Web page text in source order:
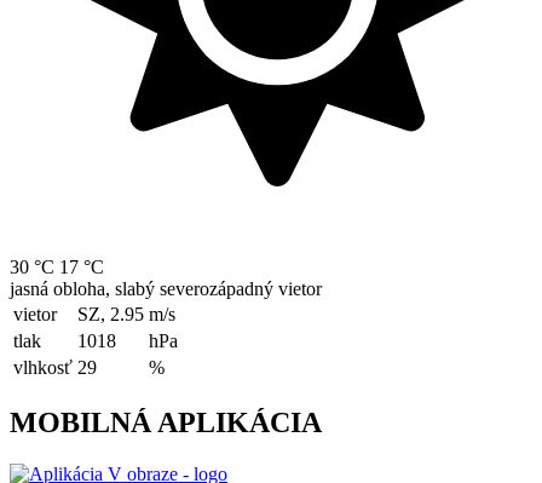
30 °C 17 °C
jasná obloha, slabý severozápadný vietor
vietor
SZ, 2.95 m/s
tlak
1018
hPa
vlhkosť 29 %
MOBILNÁ APLIKÁCIA